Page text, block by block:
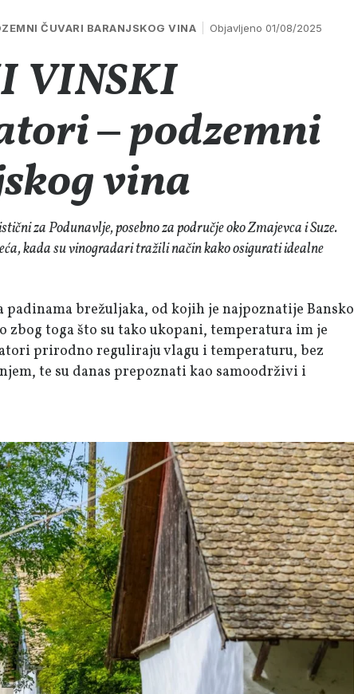
ČUVARI BARANJSKOG VINA Objavljeno 01/08/2025
VINSKI
‒ podzemni
vina
za Podunavlje, posebno za područje oko Zmajevca i Suze.
kada su vinogradari tražili način kako osigurati idealne
padinama brežuljaka, od kojih je najpoznatije Bansko
zbog toga što su tako ukopani, temperatura im je
prirodno reguliraju vlagu i temperaturu, bez
te su danas prepoznati kao samoodrživi i